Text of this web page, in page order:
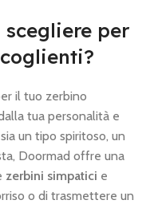
per
il tuo zerbino
tua personalità e
un tipo spiritoso, un
Doormad offre una
zerbini simpatici e
o di trasmettere un